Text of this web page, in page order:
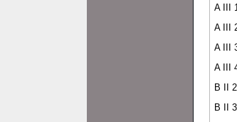
A III
A III
A III
A III
B II
B II